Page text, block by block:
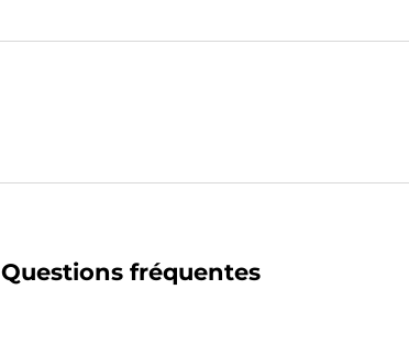
Questions fréquentes